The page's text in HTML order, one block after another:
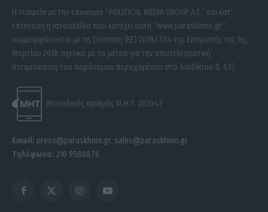
Η εταιρεία με την επωνυμία “POLITICAL MEDIA GROUP A.E.” και κατ’
επέκταση η ιστοσελίδα που κατέχει αυτή “www.paraskhnio.gr”
συμμορφώνονται με τη Σύσταση (ΕΕ) 2018/334 της Επιτροπής της 1ης
Μαρτίου 2018 σχετικά με τα μέτρα για την αποτελεσματική
αντιμετώπιση του παράνομου περιεχομένου στο διαδίκτυο (L 63).
Μοναδικός αριθμός Μ.Η.Τ. 262047
Email: press@paraskhnio.gr, sales@paraskhnio.gr
Τηλέφωνο: 210 9580876
Facebook
X
InstagramYouTube